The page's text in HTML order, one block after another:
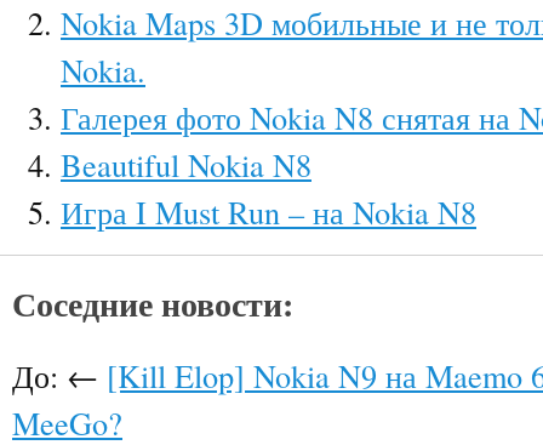
Nokia Maps 3D мобильные и не
Nokia.
Галерея фото Nokia N8 снятая на
Beautiful Nokia N8
Игра I Must Run – на Nokia N8
Соседние новости:
До: ← [Kill Elop] Nokia N9 на Maemo
MeeGo?